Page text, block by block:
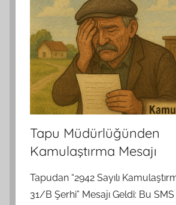
Tapu Müdürlüğünden
Kamulaştırma Mesajı
Tapudan “2942 Sayılı
31/B Şerhi” Mesajı Geldi: Bu